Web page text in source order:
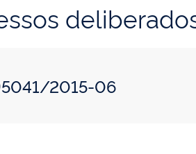
2015-06